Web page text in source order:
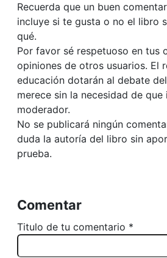
Recuerda que un buen
incluye si te gusta o no el libro
qué.
Por favor sé respetuoso en tus
opiniones de otros usuarios. El
educación dotarán al debate
merece sin la necesidad de que
moderador.
No se publicará ningún
duda la autoría del libro sin
prueba.
Comentar
Titulo de tu comentario *